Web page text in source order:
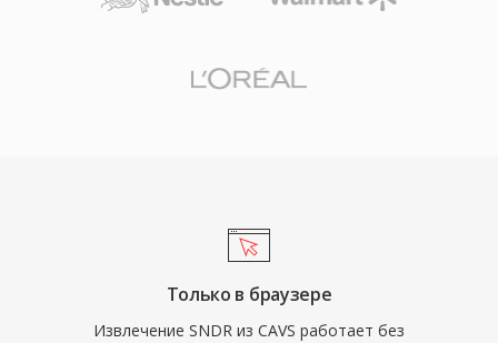
Только в браузере
Извлечение SNDR из CAVS работает без